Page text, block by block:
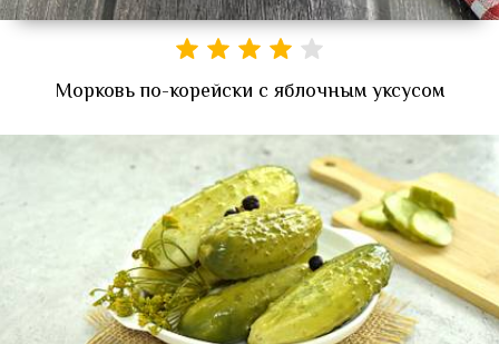
Морковь по-корейски с яблочным уксусом